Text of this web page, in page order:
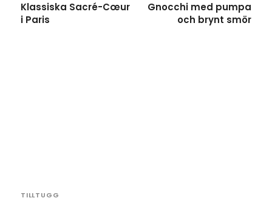
Klassiska Sacré-Cœur
i Paris
Gnocchi med pumpa
och brynt smör
TILLTUGG